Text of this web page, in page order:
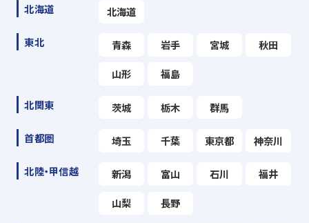
北海道 北海道
東北 青森 岩手 宮城 秋田
山形 福島
北関東 茨城 栃木 群馬
首都圏 埼玉 千葉 東京都 神奈川
北陸・甲信越 新潟 富山 石川 福井
山梨 長野